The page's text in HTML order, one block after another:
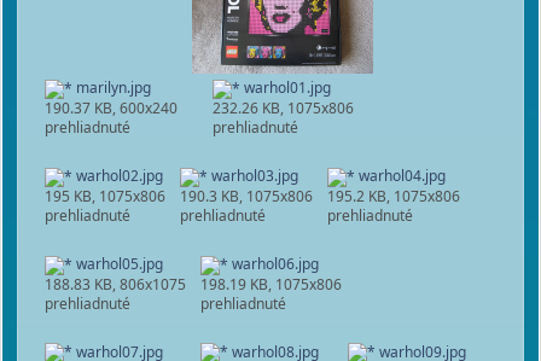
marilyn.jpg
190.37 KB, 600x240
prehliadnuté
warhol01.jpg
232.26 KB, 1075x806
prehliadnuté
warhol02.jpg
195 KB, 1075x806
prehliadnuté
warhol03.jpg
190.3 KB, 1075x806
prehliadnuté
warhol04.jpg
195.2 KB, 1075x806
prehliadnuté
warhol05.jpg
188.83 KB, 806x1075
prehliadnuté
warhol06.jpg
198.19 KB, 1075x806
prehliadnuté
warhol07.jpg
warhol08.jpg
warhol09.jpg